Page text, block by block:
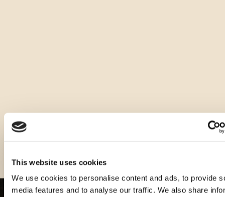
This website uses cookies
We use cookies to personalise content and ads, to provide
media features and to analyse our traffic. We also share